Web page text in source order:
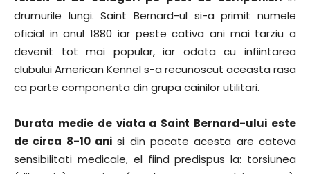
drumurile lungi. Saint Bernard-ul si-a primit numele
oficial in anul 1880 iar peste cativa ani mai tarziu a
devenit tot mai popular, iar odata cu infiintarea
clubului American Kennel s-a recunoscut aceasta rasa
ca parte componenta din grupa cainilor utilitari.
Durata medie de viata a Saint Bernard-ului este
de circa 8-10 ani si din pacate acesta are cateva
sensibilitati medicale, el fiind predispus la: torsiunea